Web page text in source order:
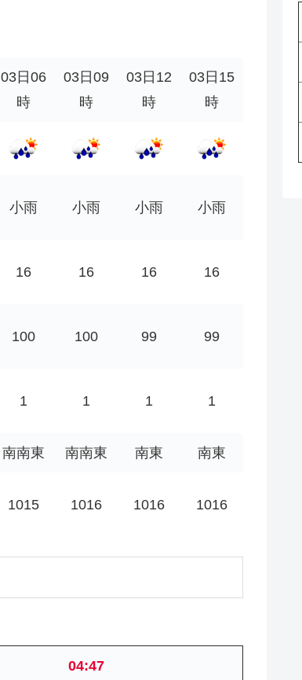
03日06
時
03日09
時
03日12
時
03日15
時
小雨 小雨 小雨 小雨
16 16 16 16
100 100 99 99
1 1 1 1
南南東 南南東 南東 南東
1015 1016 1016 1016
04:47